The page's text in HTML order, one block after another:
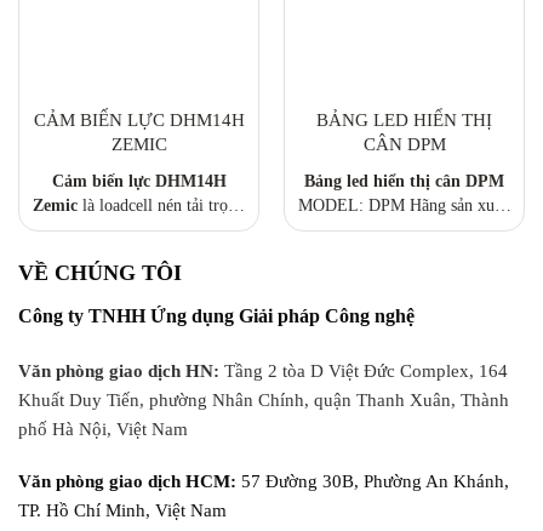
CẢM BIẾN LỰC DHM14H
ZEMIC
Cảm biến lực DHM14H
Zemic là loadcell nén tải trọng
cao, thiết kế thép hợp kim mạ
đạt độ chính xác OIML R60
C3. Dòng loadcell chuyên
dụng chotrạm cân xe tải 40T
ngoài trời, độ bền cơ học cao,
phù hợp môi trường công
BẢNG LED HIỂN THỊ
CÂN DPM
Bảng led hiển thị cân DPM
MODEL: DPM Hãng sản xuất:
Keli
VỀ CHÚNG TÔI
Công ty TNHH Ứng dụng Giải pháp Công nghệ
Văn phòng giao dịch HN: Tầng 2 tòa D Việt Đức Complex, 164
Khuất Duy Tiến, phường Nhân Chính, quận Thanh Xuân, Thành
phố Hà Nội, Việt Nam
Văn phòng giao dịch HCM: 57 Đường 30B, Phường An Khánh,
TP. Hồ Chí Minh, Việt Nam